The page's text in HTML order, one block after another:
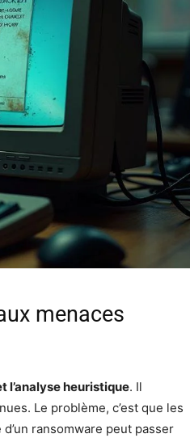
menaces
l’analyse heuristique. Il
Le problème, c’est que les
ransomware peut passer